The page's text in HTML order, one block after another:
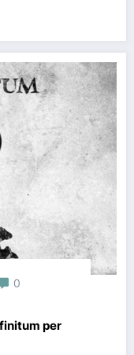
0
per